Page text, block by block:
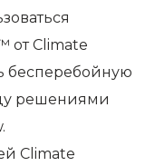
от Climate
бесперебойную
решениями
Climate